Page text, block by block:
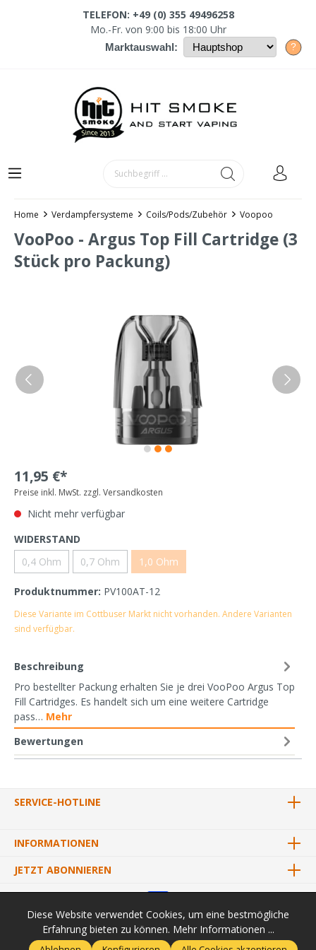
TELEFON: +49 (0) 355 49496258
Mo.-Fr. von 9:00 bis 18:00 Uhr
Marktauswahl: ?
Home Verdampfersysteme Coils/Pods/Zubehör Voopoo
VooPoo - Argus Top Fill Cartridge (3
Stück pro Packung)
11,95 €*
Preise inkl. MwSt. zzgl. Versandkosten
Nicht mehr verfügbar
WIDERSTAND
0,4 Ohm
0,7 Ohm 1,0 Ohm
Produktnummer: PV100AT-12
Diese Variante im Cottbuser Markt nicht vorhanden. Andere Varianten
sind verfügbar.
Beschreibung
Pro bestellter Packung erhalten Sie je drei VooPoo Argus Top
Fill Cartridges. Es handelt sich um eine weitere Cartridge
pass… Mehr
Bewertungen
SERVICE-HOTLINE
INFORMATIONEN
JETZT ABONNIEREN
* Alle Preise inkl. gesetzl. Mehrwertsteuer zzgl.Versandkosten
Diese Website verwendet Cookies, um eine bestmögliche
Erfahrung bieten zu können. Mehr Informationen ...